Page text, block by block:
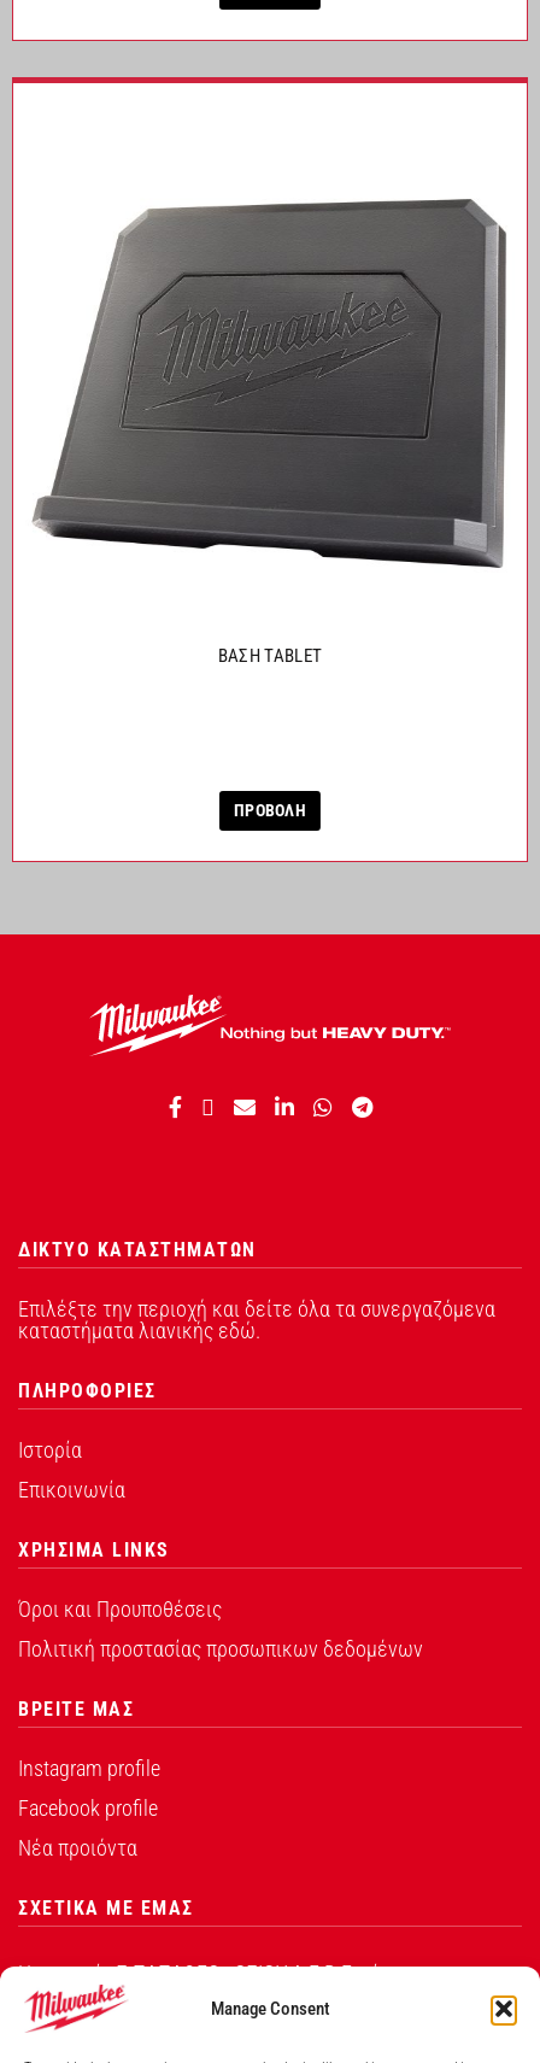
Manage Consent
ΒΑΣΗ TABLET
ΠΡΟΒΟΛΗ
ΔΙΚΤΥΟ ΚΑΤΑΣΤΗΜΑΤΩΝ
Επιλέξτε την περιοχή και δείτε όλα τα συνεργαζόμενα
καταστήματα λιανικής εδώ.
ΠΛΗΡΟΦΟΡΙΕΣ
Ιστορία
Επικοινωνία
ΧΡΗΣΙΜΑ LINKS
Όροι και Προυποθέσεις
Πολιτική προστασίας προσωπικων δεδομένων
ΒΡΕΙΤΕ ΜΑΣ
Instagram profile
Facebook profile
Νέα προιόντα
ΣΧΕΤΙΚΑ ΜΕ ΕΜΑΣ
Η εταιρεία Σ.ΠΑΠΑΘΕΟ∆ΟΣΙΟΥ Α.Ε.Β.Ε. είναι ο
εξουσιοδοτημένος αντιπρόσωπος από την Techtronic
Industries Co. Ltd για τα προϊόντα που φέρουν το